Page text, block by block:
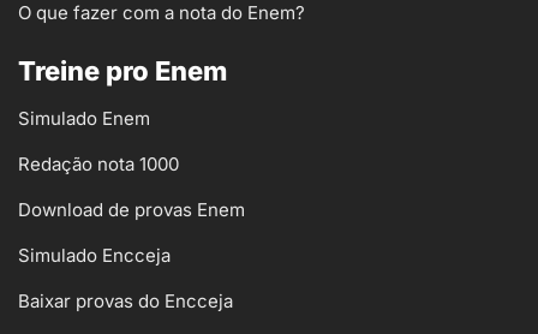
O que fazer com a nota do Enem?
Treine pro Enem
Simulado Enem
Redação nota 1000
Download de provas Enem
Simulado Encceja
Baixar provas do Encceja